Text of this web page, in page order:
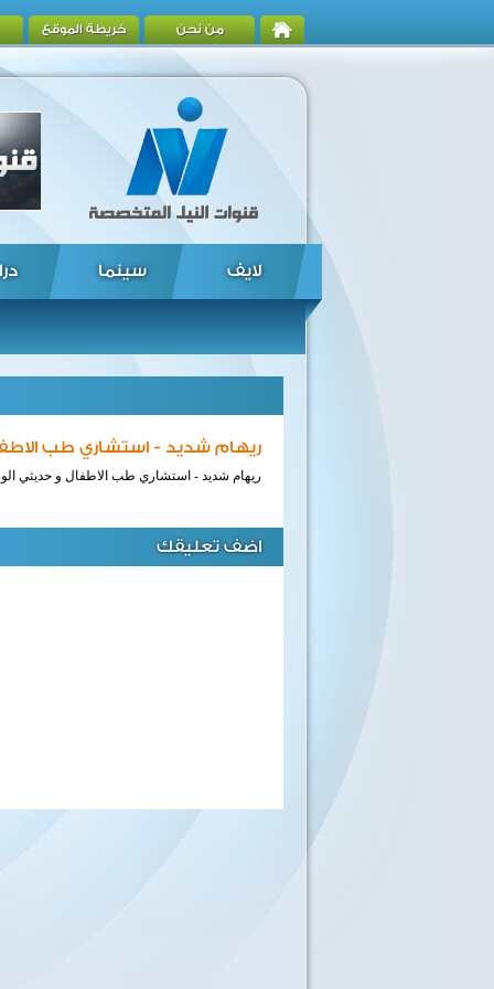
من نحن خريطة الموقع
لايف سينما
ريهام شديد - استشاري طب
ريهام شديد - استشاري طب الاطفال و حديثي
اضف تعليقك